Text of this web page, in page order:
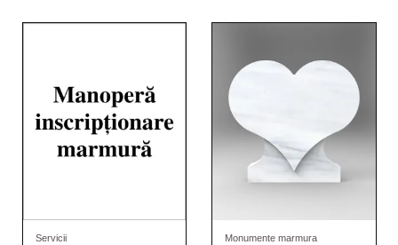
Servicii Monumente marmura